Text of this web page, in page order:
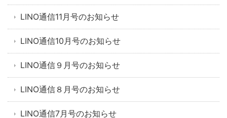
LINO通信11月号のお知らせ
LINO通信10月号のお知らせ
LINO通信９月号のお知らせ
LINO通信８月号のお知らせ
LINO通信7月号のお知らせ